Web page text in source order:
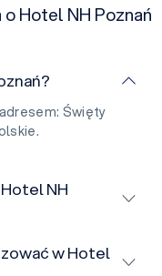
Hotel NH Poznań
Święty
NH
w Hotel